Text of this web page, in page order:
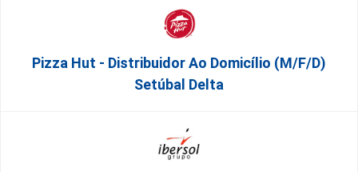
Pizza Hut - Distribuidor Ao Domicílio (m/f/d)
Setúbal Delta